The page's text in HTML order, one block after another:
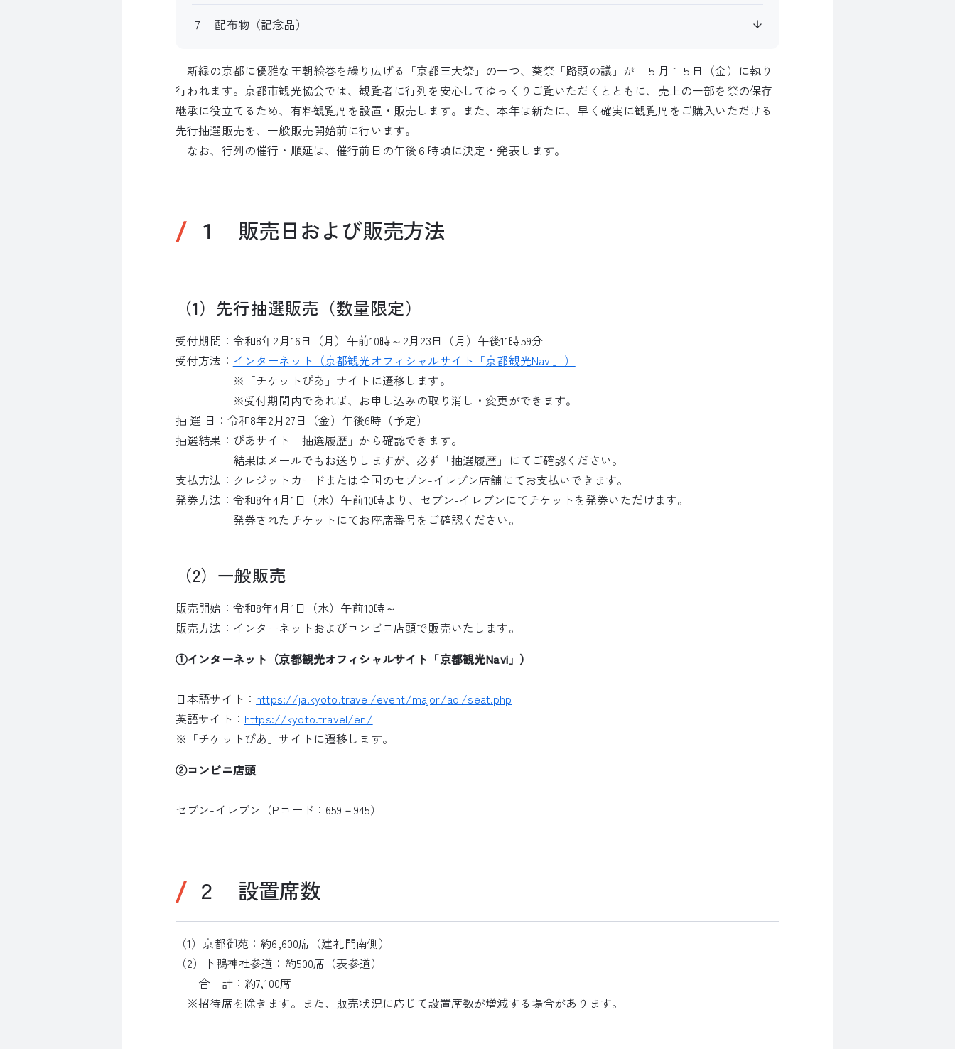
７ 配布物（記念品）
新緑の京都に優雅な王朝絵巻を繰り広げる「京都三大祭」の一つ、葵祭「路頭の議」が ５月１５日（金）に執り
行われます。京都市観光協会では、観覧者に行列を安心してゆっくりご覧いただくとともに、売上の一部を祭の保存
継承に役立てるため、有料観覧席を設置・販売します。また、本年は新たに、早く確実に観覧席をご購入いただける
先行抽選販売を、一般販売開始前に行います。
なお、行列の催行・順延は、催行前日の午後６時頃に決定・発表します。
１ 販売日および販売方法
（1）先行抽選販売（数量限定）
受付期間：令和8年2月16日（月）午前10時～2月23日（月）午後11時59分
受付方法： インターネット（京都観光オフィシャルサイト「京都観光Navi」）
※「チケットぴあ」サイトに遷移します。
※受付期間内であれば、お申し込みの取り消し・変更ができます。
抽 選 日：令和8年2月27日（金）午後6時（予定）
抽選結果：ぴあサイト「抽選履歴」から確認できます。
結果はメールでもお送りしますが、必ず「抽選履歴」にてご確認ください。
支払方法：クレジットカードまたは全国のセブン-イレブン店舗にてお支払いできます。
発券方法：令和8年4月1日（水）午前10時より、セブン-イレブンにてチケットを発券いただけます。
発券されたチケットにてお座席番号をご確認ください。
（2）一般販売
販売開始：令和8年4月1日（水）午前10時～
販売方法：インターネットおよびコンビニ店頭で販売いたします。
①インターネット（京都観光オフィシャルサイト「京都観光Navi」）
日本語サイト： https://ja.kyoto.travel/event/major/aoi/seat.php
英語サイト： https://kyoto.travel/en/
※「チケットぴあ」サイトに遷移します。
②コンビニ店頭
セブン-イレブン（Pコード：659－945）
２ 設置席数
（1）京都御苑：約6,600席（建礼門南側）
（2）下鴨神社参道：約500席（表参道）
合 計：約7,100席
※招待席を除きます。また、販売状況に応じて設置席数が増減する場合があります。